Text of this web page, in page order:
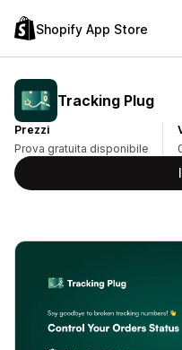
Shopify App Store
Tracking Plug
Prezzi
Prova gratuita disponibile